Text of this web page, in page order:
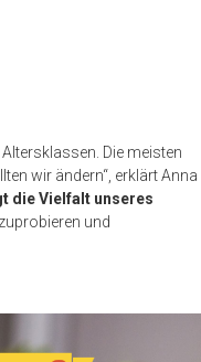
Die meisten
wir ändern“, erklärt Anna
die Vielfalt unseres
und